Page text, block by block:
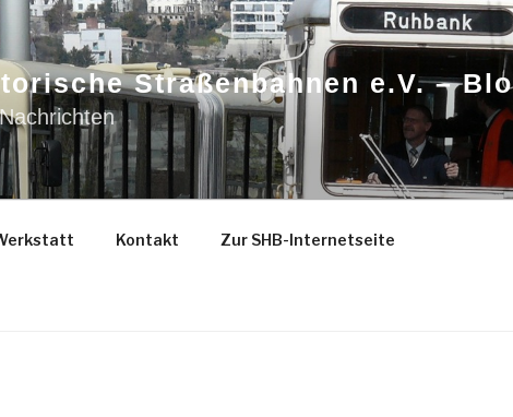
Straßenbahnen e.V. –
Kontakt Zur SHB-Internetseite